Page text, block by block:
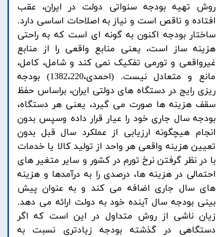
روش تهیه بودجه سنواتی دولت در ایران، عقب
افتاده و ناقص است و نیاز به اصلاحات اساسی دارد.
ساختار بودجه اکنون به گونه ای است که به راحتی
هزینه ساز است، یعنی منابع واقعی را از منابع
غیرواقعی و تورمی تفکیک نمی کند و شامل، کامل،
مانع و متعادل نیست. (احمدی،1382،220) بودجه
ریزی رایج در دستگاه های دولتی ایران، براساس حفظ
سقف هزینه ها صورت می گیرد، یعنی هر دستگاه،
بودجه سال جاری خود را عیار قرار داده وسپس بدون
انجام هیچگونه ارزیابی از عملکرد سال قبل بدون
تعیین هزینه واقعی هر واحد از تولید کالا یا خدمات
با در نظر گرفتن نرخ تورم در کشور و سایر متغیر های
احتمالی در هزینه ها، درصدی را به درآمدها و هزینه
های سال جاری اضافه می کند و به عنوان پیش
بینی بودجه سال آینده خود به دولت ارائه می دهد.
زیان ناشی از روش متداول در این است که اگر
دستگاهی در گذشته بودجه زیادتری نسبت به